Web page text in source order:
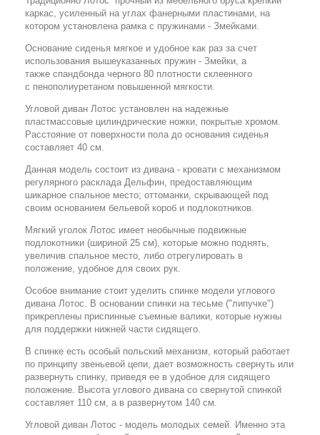
каркас, усиленный на углах фанерными пластинами, на
котором установлена рамка с пружинами - Змейками.
Основание сиденья мягкое и удобное как раз за счет
использования вышеуказанных пружин - Змейки, а
также спандбонда черного 80 плотности склеенного
с пенополиуретаном повышенной мягкости.
Угловой диван Лотос установлен на надежные
пластмассовые цилиндрические ножки, покрытые хромом.
Расстояние от поверхности пола до основания сиденья
составляет 40 см.
Данная модель состоит из дивана - кровати с механизмом
регулярного расклада Дельфин, предоставляющим
шикарное спальное место; оттоманки, скрывающей под
своим основанием бельевой короб и подлокотников.
Мягкий уголок Лотос имеет необычные подвижные
подлокотники (шириной 25 см), которые можно поднять,
увеличив спальное место, либо отрегулировать в
положение, удобное для своих рук.
Особое внимание стоит уделить спинке модели углового
дивана Лотос. В основании спинки на тесьме ("липучке")
прикреплены приспинные съемные валики, которые нужны
для поддержки нижней части сидящего.
В спинке есть особый польский механизм, который работает
по принципу звеньевой цепи, дает возможность свернуть или
развернуть спинку, приведя ее в удобное для сидящего
положение. Высота углового дивана со свернутой спинкой
составляет 110 см, а в развернутом 140 см.
Угловой диван Лотос - модель молодых семей. Именно эта